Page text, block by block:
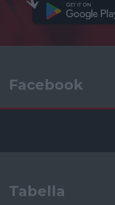
Facebook
Tabella